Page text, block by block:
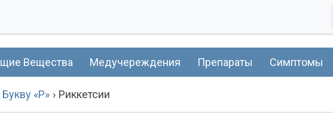
Вещества Медучереждения Препараты Симптомы
«Р» Риккетсии